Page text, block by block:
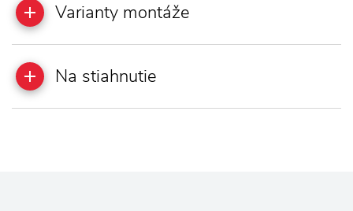
Varianty montáže
Na stiahnutie